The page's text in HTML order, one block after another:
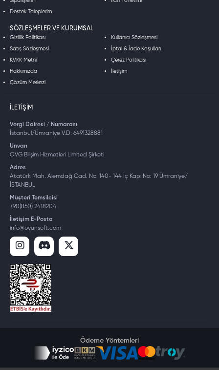
Destek Taleplerim
SÖZLEŞMELER VE KURUMSAL
Gizlilik Politikası Kullanıcı Sözleşmesi
Satış Sözleşmesi İptal & İade Koşulları
KVKK Metni Çerez Politikası
Hakkımızda İletişim
Çözüm Merkezi
İLETIŞIM
Vergi Dairesi / Numarası
İstanbul/Ümraniye V.D: 6491328881
Unvan
OVG Bilişim Hizmetleri Limited Şirketi
Adres
Atatürk Mah. Alemdağ Cad. No: 140- 144 İç Kapı No: 19 Ümraniye/
İSTANBUL
Müşteri Temsilcisi
+90(850) 2418204
İletişim E-Posta
info@oyunsoft.com
Ödeme Yöntemleri